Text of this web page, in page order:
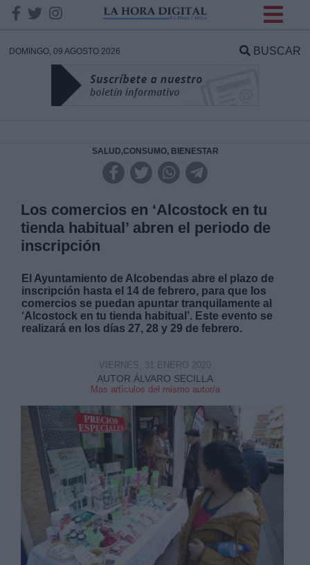
DOMINGO, 09 AGOSTO 2026 BUSCAR
SALUD,CONSUMO, BIENESTAR
Los comercios en ‘Alcostock en tu
tienda habitual’ abren el periodo de
inscripción
El Ayuntamiento de Alcobendas abre el plazo de
inscripción hasta el 14 de febrero, para que los
comercios se puedan apuntar tranquilamente al
‘Alcostock en tu tienda habitual ’. Este evento se
realizará en los días27, 28 y 29 de febrero.
AUTOR ÁLVARO SECILLA
Mas artículos del mismo autor/a
VIERNES, 31 ENERO 2020
DATOS
Responsable:
Legitimación:
Destinatarios:
Información adicional
link